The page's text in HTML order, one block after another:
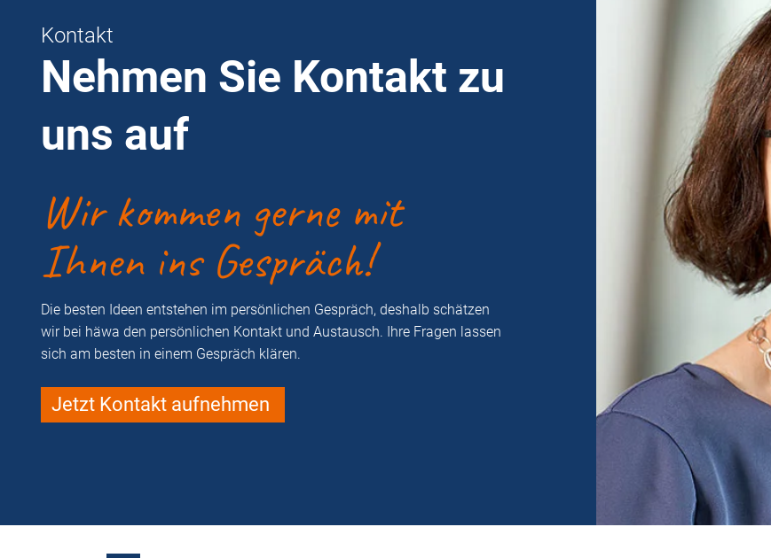
Kontakt
Nehmen Sie Kontakt zu
uns auf
Wir kommen gerne mit
Ihnen ins Gespräch!
Die besten Ideen entstehen im persönlichen Gespräch, deshalb schätzen
wir bei häwa den persönlichen Kontakt und Austausch. Ihre Fragen lassen
sich am besten in einem Gespräch klären.
Jetzt Kontakt aufnehmen